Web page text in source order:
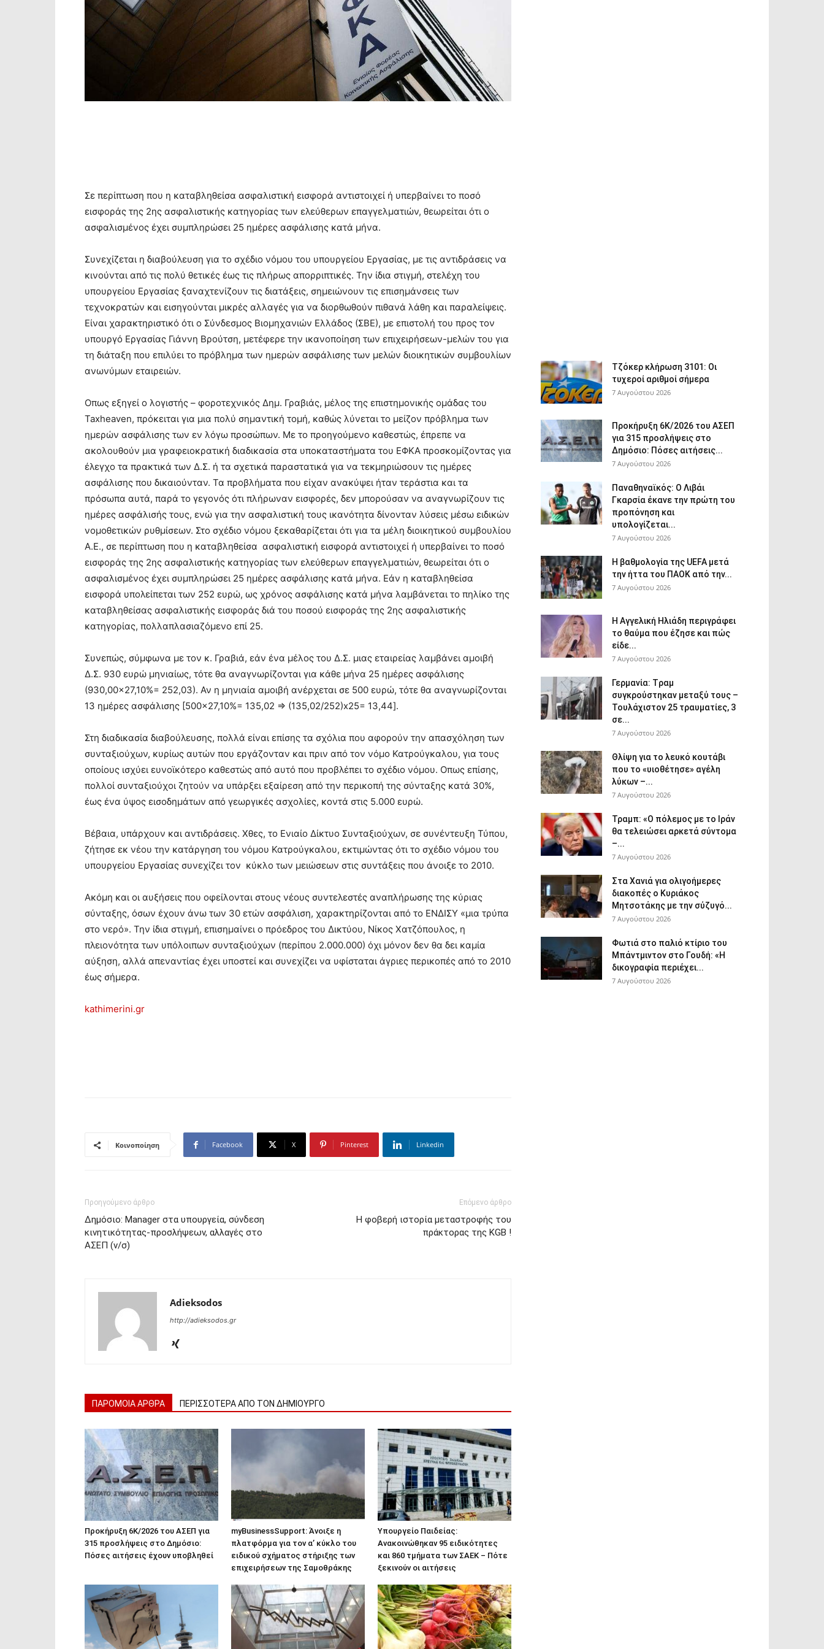
Σε περίπτωση που η καταβληθείσα ασφαλιστική εισφορά αντιστοιχεί ή υπερβαίνει το ποσό
εισφοράς της 2ης ασφαλιστικής κατηγορίας των ελεύθερων επαγγελματιών, θεωρείται ότι ο
ασφαλισμένος έχει συμπληρώσει 25 ημέρες ασφάλισης κατά μήνα.
Συνεχίζεται η διαβούλευση για το σχέδιο νόμου του υπουργείου Εργασίας, με τις αντιδράσεις να
κινούνται από τις πολύ θετικές έως τις πλήρως απορριπτικές. Την ίδια στιγμή, στελέχη του
υπουργείου Εργασίας ξαναχτενίζουν τις διατάξεις, σημειώνουν τις επισημάνσεις των
τεχνοκρατών και εισηγούνται μικρές αλλαγές για να διορθωθούν πιθανά λάθη και παραλείψεις.
Είναι χαρακτηριστικό ότι ο Σύνδεσμος Βιομηχανιών Ελλάδος (ΣΒΕ), με επιστολή του προς τον
υπουργό Εργασίας Γιάννη Βρούτση, μετέφερε την ικανοποίηση των επιχειρήσεων-μελών του για
τη διάταξη που επιλύει το πρόβλημα των ημερών ασφάλισης των μελών διοικητικών συμβουλίων
ανωνύμων εταιρειών.
Οπως εξηγεί ο λογιστής – φοροτεχνικός Δημ. Γραβιάς, μέλος της επιστημονικής ομάδας του
Taxheaven, πρόκειται για μια πολύ σημαντική τομή, καθώς λύνεται το μείζον πρόβλημα των
ημερών ασφάλισης των εν λόγω προσώπων. Με το προηγούμενο καθεστώς, έπρεπε να
ακολουθούν μια γραφειοκρατική διαδικασία στα υποκαταστήματα του ΕΦΚΑ προσκομίζοντας για
έλεγχο τα πρακτικά των Δ.Σ. ή τα σχετικά παραστατικά για να τεκμηριώσουν τις ημέρες
ασφάλισης που δικαιούνταν. Τα προβλήματα που είχαν ανακύψει ήταν τεράστια και τα
πρόσωπα αυτά, παρά το γεγονός ότι πλήρωναν εισφορές, δεν μπορούσαν να αναγνωρίζουν τις
ημέρες ασφάλισής τους, ενώ για την ασφαλιστική τους ικανότητα δίνονταν λύσεις μέσω ειδικών
νομοθετικών ρυθμίσεων. Στο σχέδιο νόμου ξεκαθαρίζεται ότι για τα μέλη διοικητικού συμβουλίου
Α.Ε., σε περίπτωση που η καταβληθείσα ασφαλιστική εισφορά αντιστοιχεί ή υπερβαίνει το ποσό
εισφοράς της 2ης ασφαλιστικής κατηγορίας των ελεύθερων επαγγελματιών, θεωρείται ότι ο
ασφαλισμένος έχει συμπληρώσει 25 ημέρες ασφάλισης κατά μήνα. Εάν η καταβληθείσα
εισφορά υπολείπεται των 252 ευρώ, ως χρόνος ασφάλισης κατά μήνα λαμβάνεται το πηλίκο της
καταβληθείσας ασφαλιστικής εισφοράς διά του ποσού εισφοράς της 2ης ασφαλιστικής
κατηγορίας, πολλαπλασιαζόμενο επί 25.
Συνεπώς, σύμφωνα με τον κ. Γραβιά, εάν ένα μέλος του Δ.Σ. μιας εταιρείας λαμβάνει αμοιβή
Δ.Σ. 930 ευρώ μηνιαίως, τότε θα αναγνωρίζονται για κάθε μήνα 25 ημέρες ασφάλισης
(930,00×27,10%= 252,03). Αν η μηνιαία αμοιβή ανέρχεται σε 500 ευρώ, τότε θα αναγνωρίζονται
13 ημέρες ασφάλισης [500×27,10%= 135,02 => (135,02/252)x25= 13,44].
Στη διαδικασία διαβούλευσης, πολλά είναι επίσης τα σχόλια που αφορούν την απασχόληση των
συνταξιούχων, κυρίως αυτών που εργάζονταν και πριν από τον νόμο Κατρούγκαλου, για τους
οποίους ισχύει ευνοϊκότερο καθεστώς από αυτό που προβλέπει το σχέδιο νόμου. Οπως επίσης,
πολλοί συνταξιούχοι ζητούν να υπάρξει εξαίρεση από την περικοπή της σύνταξης κατά 30%,
έως ένα ύψος εισοδημάτων από γεωργικές ασχολίες, κοντά στις 5.000 ευρώ.
Βέβαια, υπάρχουν και αντιδράσεις. Χθες, το Ενιαίο Δίκτυο Συνταξιούχων, σε συνέντευξη Τύπου,
ζήτησε εκ νέου την κατάργηση του νόμου Κατρούγκαλου, εκτιμώντας ότι το σχέδιο νόμου του
υπουργείου Εργασίας συνεχίζει τον κύκλο των μειώσεων στις συντάξεις που άνοιξε το 2010.
Ακόμη και οι αυξήσεις που οφείλονται στους νέους συντελεστές αναπλήρωσης της κύριας
σύνταξης, όσων έχουν άνω των 30 ετών ασφάλιση, χαρακτηρίζονται από το ΕΝΔΙΣΥ «μια τρύπα
στο νερό». Την ίδια στιγμή, επισημαίνει ο πρόεδρος του Δικτύου, Νίκος Χατζόπουλος, η
πλειονότητα των υπόλοιπων συνταξιούχων (περίπου 2.000.000) όχι μόνον δεν θα δει καμία
αύξηση, αλλά απεναντίας έχει υποστεί και συνεχίζει να υφίσταται άγριες περικοπές από το 2010
έως σήμερα.
kathimerini.gr
Κοινοποίηση Facebook X Pinterest Linkedin
Προηγούμενο άρθρο
Δημόσιο: Manager στα υπουργεία, σύνδεση
κινητικότητας-προσλήψεων, αλλαγές στο
ΑΣΕΠ (ν/σ)
Επόμενο άρθρο
Η φοβερή ιστορία μεταστροφής του
πράκτορας της KGB !
Adieksodos
http://adieksodos.gr
ΠΑΡΟΜΟΙΑ ΑΡΘΡΑ ΠΕΡΙΣΣΟΤΕΡΑ ΑΠΟ ΤΟΝ ΔΗΜΙΟΥΡΓΟ
Προκήρυξη 6Κ/2026 του ΑΣΕΠ για
315 προσλήψεις στο Δημόσιο:
Πόσες αιτήσεις έχουν υποβληθεί
myBusinessSupport: Άνοιξε η
πλατφόρμα για τον α’ κύκλο του
ειδικού σχήματος στήριξης των
επιχειρήσεων της Σαμοθράκης
Υπουργείο Παιδείας:
Ανακοινώθηκαν 95 ειδικότητες
και 860 τμήματα των ΣΑΕΚ – Πότε
ξεκινούν οι αιτήσεις
Τζόκερ κλήρωση 3101: Οι
τυχεροί αριθμοί σήμερα
7 Αυγούστου 2026
Προκήρυξη 6Κ/2026 του ΑΣΕΠ
για 315 προσλήψεις στο
Δημόσιο: Πόσες αιτήσεις...
7 Αυγούστου 2026
Παναθηναϊκός: Ο Λιβάι
Γκαρσία έκανε την πρώτη του
προπόνηση και
υπολογίζεται...
7 Αυγούστου 2026
Η βαθμολογία της UEFA μετά
την ήττα του ΠΑΟΚ από την...
7 Αυγούστου 2026
Η Αγγελική Ηλιάδη περιγράφει
το θαύμα που έζησε και πώς
είδε...
7 Αυγούστου 2026
Γερμανία: Tραμ
συγκρούστηκαν μεταξύ τους –
Τουλάχιστον 25 τραυματίες, 3
σε...
7 Αυγούστου 2026
Θλίψη για το λευκό κουτάβι
που το «υιοθέτησε» αγέλη
λύκων –...
7 Αυγούστου 2026
Τραμπ: «Ο πόλεμος με το Ιράν
θα τελειώσει αρκετά σύντομα
–...
7 Αυγούστου 2026
Στα Χανιά για ολιγοήμερες
διακοπές ο Κυριάκος
Μητσοτάκης με την σύζυγό...
7 Αυγούστου 2026
Φωτιά στο παλιό κτίριο του
Μπάντμιντον στο Γουδή: «Η
δικογραφία περιέχει...
7 Αυγούστου 2026